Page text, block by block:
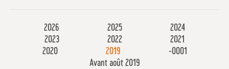
2026 2025
2024
2023
2022
2021
2020
2019
-0001
Avant août 2019